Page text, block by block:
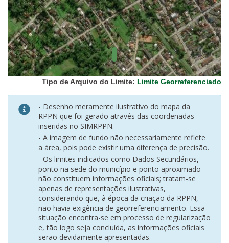
(IBGE)
Rodovias
(IBGE)
Relevo
(IBGE)
Tipo de Arquivo do Limite: Limite Georreferenciado
- Desenho meramente ilustrativo do mapa da
RPPN que foi gerado através das coordenadas
inseridas no SIMRPPN.
- A imagem de fundo não necessariamente reflete
a área, pois pode existir uma diferença de precisão.
- Os limites indicados como Dados Secundários,
ponto na sede do município e ponto aproximado
não constituem informações oficiais; tratam-se
apenas de representações ilustrativas,
considerando que, à época da criação da RPPN,
não havia exigência de georreferenciamento. Essa
situação encontra-se em processo de regularização
e, tão logo seja concluída, as informações oficiais
serão devidamente apresentadas.